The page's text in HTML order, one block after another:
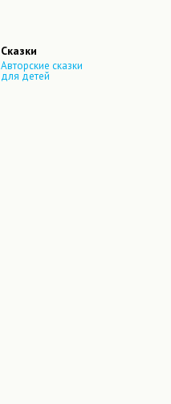
Сказки
Авторские сказки
для детей